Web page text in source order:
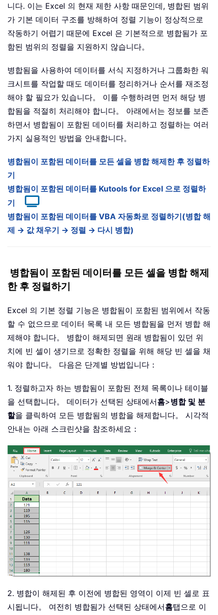
니다. 이는 Excel 의 현재 제한 사항 때문인데, 병합된 범위
가 기본 데이터 구조를 방해하여 정렬 기능이 정상적으로
작동하기 어렵기 때문에 Excel 은 기본적으로 병합됨가 포
함된 범위의 정렬을 지원하지 않습니다。
병합됨을 사용하여 데이터를 서식 지정하거나 그룹화한 워
크시트를 작업할 때도 데이터를 정리하거나 순서를 재조정
해야 할 필요가 있습니다。 이를 수행하려면 먼저 해당 병
합됨을 적절히 처리해야 합니다。 아래에서는 정보를 보존
하면서 병합됨이 포함된 데이터를 처리하고 정렬하는 여러
가지 실용적인 방법을 안내합니다。
병합됨이 포함된 데이터를 모든 셀을 병합 해제한 후 정렬하
기
병합됨이 포함된 데이터를 Kutools for Excel 으로 정렬하
기
병합됨이 포함된 데이터를 VBA 자동화로 정렬하기(병합 해
제 → 값 채우기 → 정렬 → 다시 병합)
병합됨이 포함된 데이터를 모든 셀을 병합 해제
한 후 정렬하기
Excel 의 기본 정렬 기능은 병합됨이 포함된 범위에서 작동
할 수 없으므로 데이터 목록 내 모든 병합됨을 먼저 병합 해
제해야 합니다。 병합이 해제되면 원래 병합됨이 있던 위
치에 빈 셀이 생기므로 정확한 정렬을 위해 해당 빈 셀을 채
워야 합니다。 다음은 단계별 방법입니다：
1. 정렬하고자 하는 병합됨이 포함된 전체 목록이나 테이블
을 선택합니다。 데이터가 선택된 상태에서홈>병합 및 분
할을 클릭하여 모든 병합됨의 병합을 해제합니다。 시각적
안내는 아래 스크린샷을 참조하세요：
2. 병합이 해제된 후 이전에 병합된 영역이 이제 빈 셀로 표
시됩니다。 여전히 병합됨가 선택된 상태에서홈탭으로 이